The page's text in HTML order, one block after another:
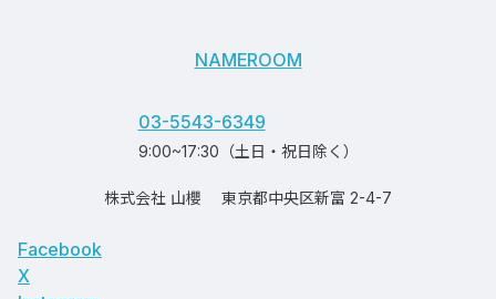
NAMEROOM
03-5543-6349
9:00~17:30（土日・祝日除く）
株式会社 山櫻 東京都中央区新富 2-4-7
Facebook
X